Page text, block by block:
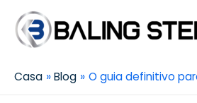
Casa Blog O guia definitivo